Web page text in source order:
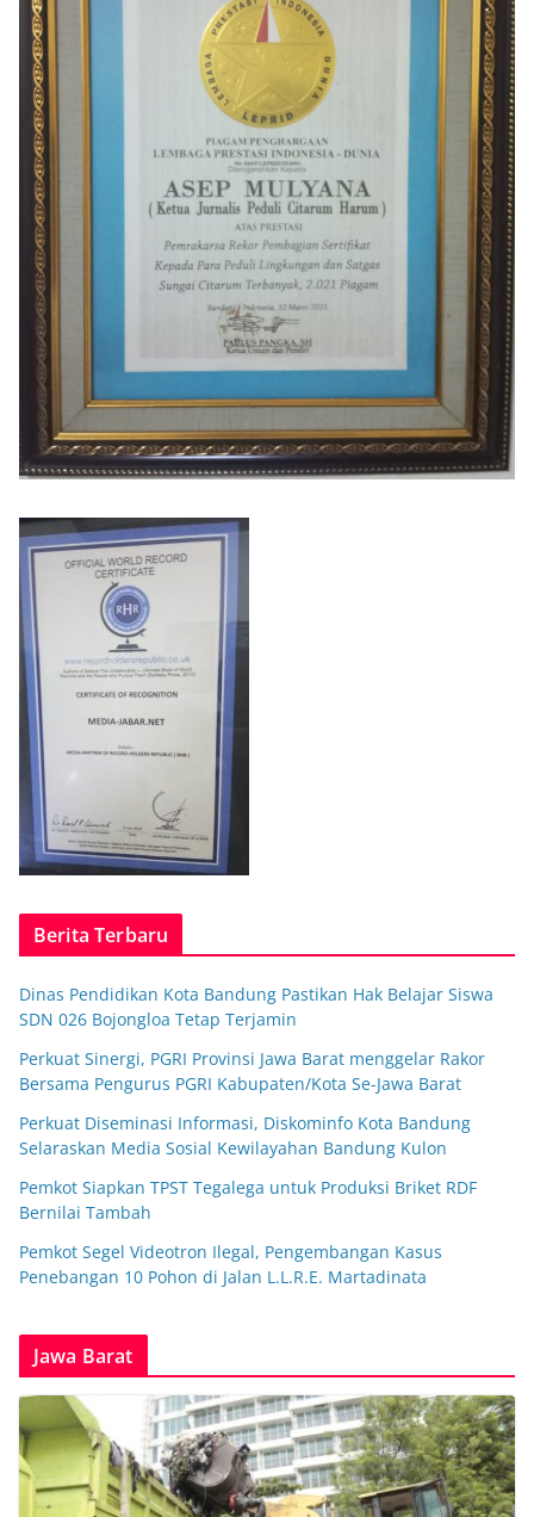
Berita Terbaru
Dinas Pendidikan Kota Bandung Pastikan Hak Belajar Siswa
SDN 026 Bojongloa Tetap Terjamin
Perkuat Sinergi, PGRI Provinsi Jawa Barat menggelar Rakor
Bersama Pengurus PGRI Kabupaten/Kota Se-Jawa Barat
Perkuat Diseminasi Informasi, Diskominfo Kota Bandung
Selaraskan Media Sosial Kewilayahan Bandung Kulon
Pemkot Siapkan TPST Tegalega untuk Produksi Briket RDF
Bernilai Tambah
Pemkot Segel Videotron Ilegal, Pengembangan Kasus
Penebangan 10 Pohon di Jalan L.L.R.E. Martadinata
Jawa Barat